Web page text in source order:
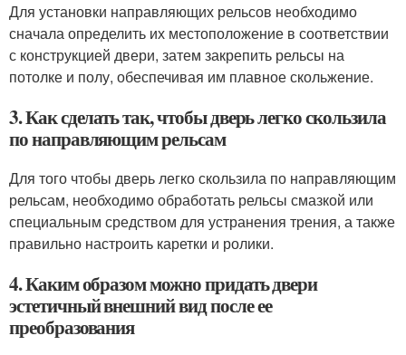
Для установки направляющих рельсов необходимо
сначала определить их местоположение в соответствии
с конструкцией двери, затем закрепить рельсы на
потолке и полу, обеспечивая им плавное скольжение.
3. Как сделать так, чтобы дверь легко скользила
по направляющим рельсам
Для того чтобы дверь легко скользила по направляющим
рельсам, необходимо обработать рельсы смазкой или
специальным средством для устранения трения, а также
правильно настроить каретки и ролики.
4. Каким образом можно придать двери
эстетичный внешний вид после ее
преобразования